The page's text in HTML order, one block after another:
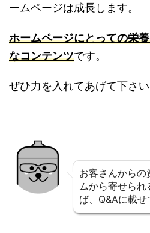
ームページは成長します。
ホームページにとっての栄
なコンテンツです。
ぜひ力を入れてあげて下さい
お客さんから
ムから寄せら
ば、Q&Aに載